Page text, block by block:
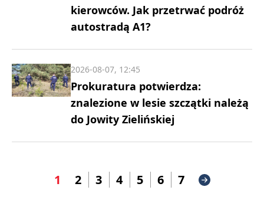
kierowców. Jak przetrwać podróż
autostradą A1?
Prokuratura potwierdza:
znalezione w lesie szczątki należą
do Jowity Zielińskiej
2026-08-07, 12:45
1 2 3 4 5 6 7